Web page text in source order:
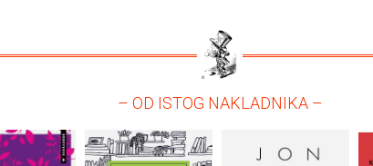
– OD ISTOG NAKLADNIKA –